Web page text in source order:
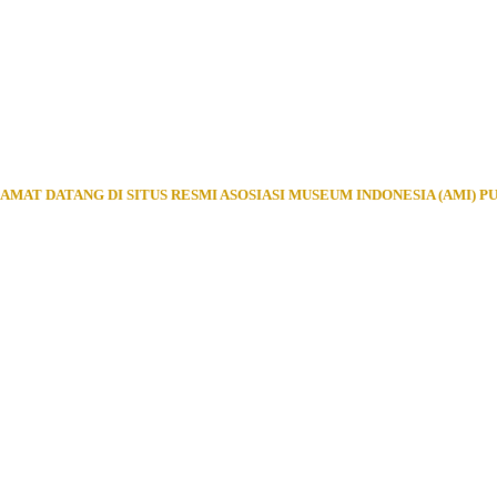
DATANG DI SITUS RESMI ASOSIASI MUSEUM INDONESIA (AMI)